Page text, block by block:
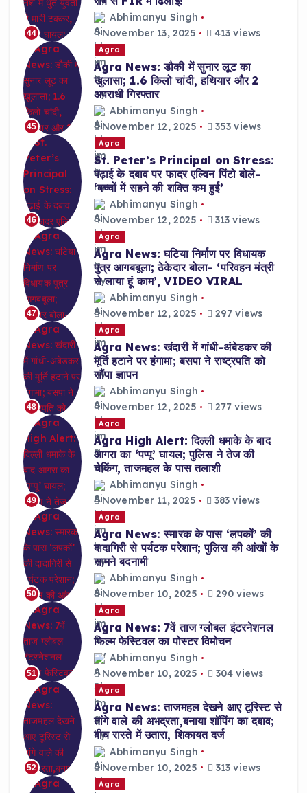
44
Abhimanyu Singh
November 13, 2025
413 views
45
Agra
Agra News: डौकी में सुनार लूट का
खुलासा; 1.6 किलो चांदी, हथियार और 2
अपराधी गिरफ्तार
Abhimanyu Singh
November 12, 2025
353 views
46
Agra
St. Peter’s Principal on Stress:
पढ़ाई के दबाव पर फादर एल्विन पिंटो बोले-
‘बच्चों में सहने की शक्ति कम हुई’
Abhimanyu Singh
November 12, 2025
313 views
47
Agra
Agra News: घटिया निर्माण पर विधायक
पुत्र आगबबूला; ठेकेदार बोला- ‘परिवहन मंत्री
से लाया हूं काम’, VIDEO VIRAL
Abhimanyu Singh
November 12, 2025
297 views
48
Agra
Agra News: खंदारी में गांधी-अंबेडकर की
मूर्ति हटाने पर हंगामा; बसपा ने राष्ट्रपति को
सौंपा ज्ञापन
Abhimanyu Singh
November 12, 2025
277 views
49
Agra
Agra High Alert: दिल्ली धमाके के बाद
आगरा का ‘पप्पू’ घायल; पुलिस ने तेज की
चेकिंग, ताजमहल के पास तलाशी
Abhimanyu Singh
November 11, 2025
383 views
50
Agra
Agra News: स्मारक के पास ‘लपकों’ की
दादागिरी से पर्यटक परेशान; पुलिस की आंखों के
सामने बदनामी
Abhimanyu Singh
November 10, 2025
290 views
51
Agra
Agra News: 7वें ताज ग्लोबल इंटरनेशनल
फिल्म फेस्टिवल का पोस्टर विमोचन
Abhimanyu Singh
November 10, 2025
304 views
52
Agra
Agra News: ताजमहल देखने आए टूरिस्ट से
तांगे वाले की अभद्रता,बनाया शॉपिंग का दबाव;
बीच रास्ते में उतारा, शिकायत दर्ज
Abhimanyu Singh
November 10, 2025
313 views
Agra